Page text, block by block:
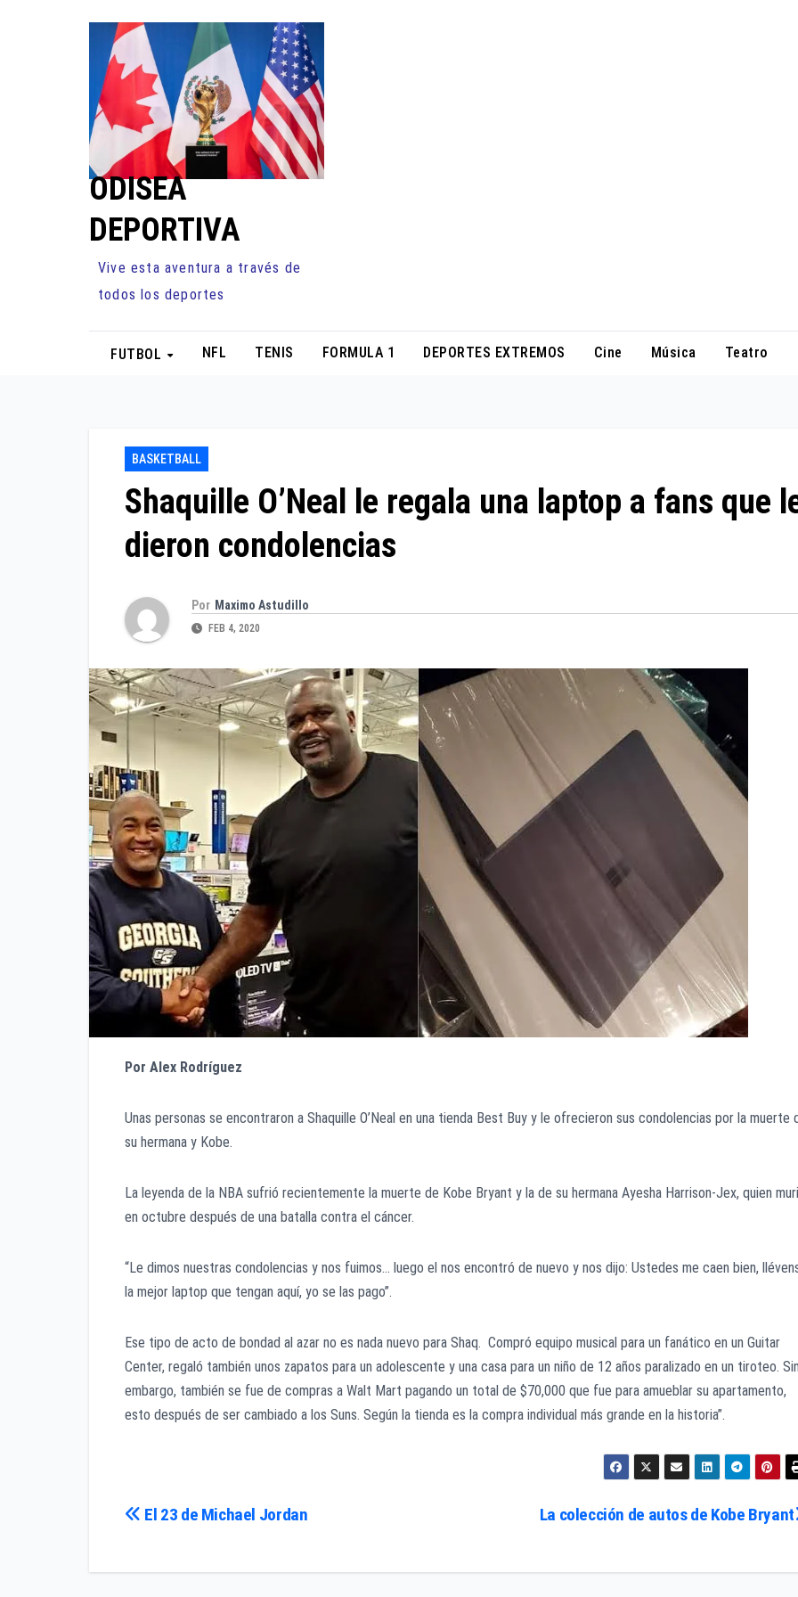
ODISEA
DEPORTIVA
Vive esta aventura a través de
todos los deportes
FUTBOL NFL TENIS FORMULA 1 DEPORTES EXTREMOS Cine Música Teatro
BASKETBALL
Shaquille O’Neal le regala una laptop a fans que
dieron condolencias
Por Maximo Astudillo
FEB 4, 2020
Por Alex Rodríguez
Unas personas se encontraron a Shaquille O’Neal en una tienda Best Buy y le ofrecieron sus condolencias por la muerte
su hermana y Kobe.
La leyenda de la NBA sufrió recientemente la muerte de Kobe Bryant y la de su hermana Ayesha Harrison-Jex, quien
en octubre después de una batalla contra el cáncer.
“Le dimos nuestras condolencias y nos fuimos… luego el nos encontró de nuevo y nos dijo: Ustedes me caen bien,
la mejor laptop que tengan aquí, yo se las pago”.
Ese tipo de acto de bondad al azar no es nada nuevo para Shaq. Compró equipo musical para un fanático en un Guitar
Center, regaló también unos zapatos para un adolescente y una casa para un niño de 12 años paralizado en un tiroteo.
embargo, también se fue de compras a Walt Mart pagando un total de $70,000 que fue para amueblar su apartamento,
esto después de ser cambiado a los Suns. Según la tienda es la compra individual más grande en la historia”.
Navegación
La colección de autos de Kobe Bryant
El 23 de Michael Jordan